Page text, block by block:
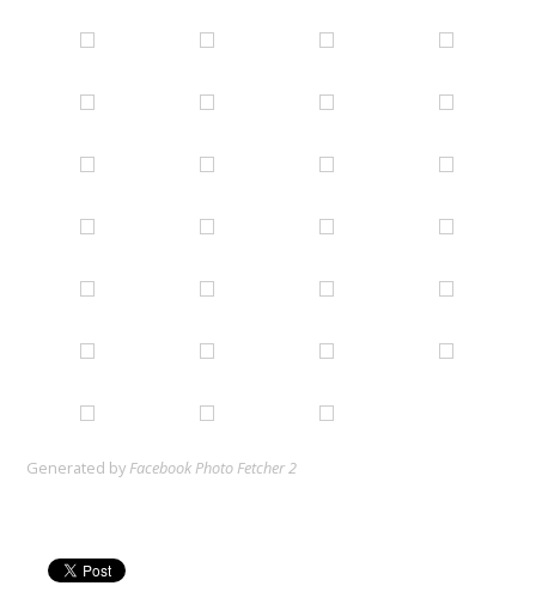
Generated byFacebook Photo Fetcher 2